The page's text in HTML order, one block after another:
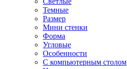
Темные
Размер
Мини стенки
Форма
Угловые
Особенности
С компьютерным столом